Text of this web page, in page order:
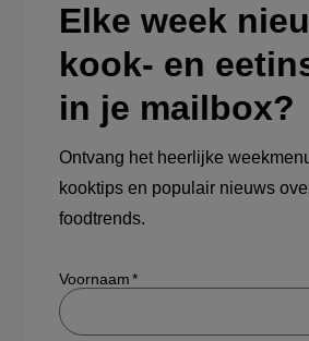
Elke week
kook- en
in je mailbox?
Ontvang het heerlijke
kooktips en populair nieuws
foodtrends.
Show/hide
Voornaam